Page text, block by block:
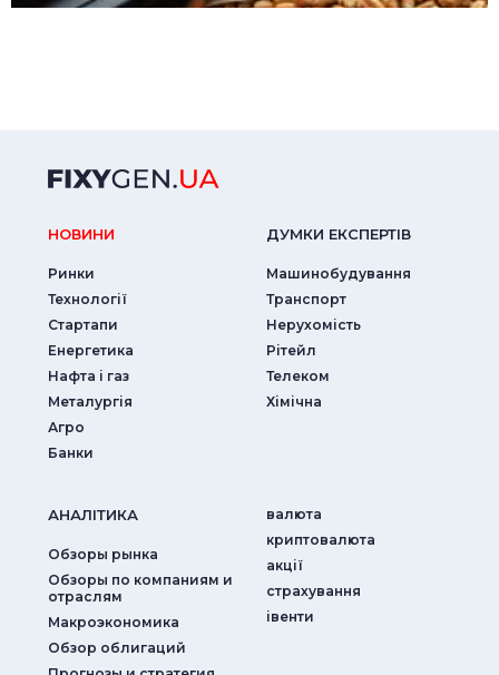
НОВИНИ
Ринки
Технології
Стартапи
Енергетика
Нафта і газ
Металургія
Агро
Банки
ДУМКИ ЕКСПЕРТIВ
Машинобудування
Транспорт
Нерухомість
Рітейл
Телеком
Хімічна
АНАЛIТИКА
Обзоры рынка
Обзоры по компаниям и
отраслям
Макроэкономика
Обзор облигаций
валюта
криптовалюта
акції
страхування
iвенти